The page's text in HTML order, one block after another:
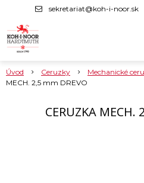
sekretariat@koh-i-noor.sk
Úvod Ceruzky Mechanické
MECH. 2,5 mm DREVO
CERUZKA MECH.